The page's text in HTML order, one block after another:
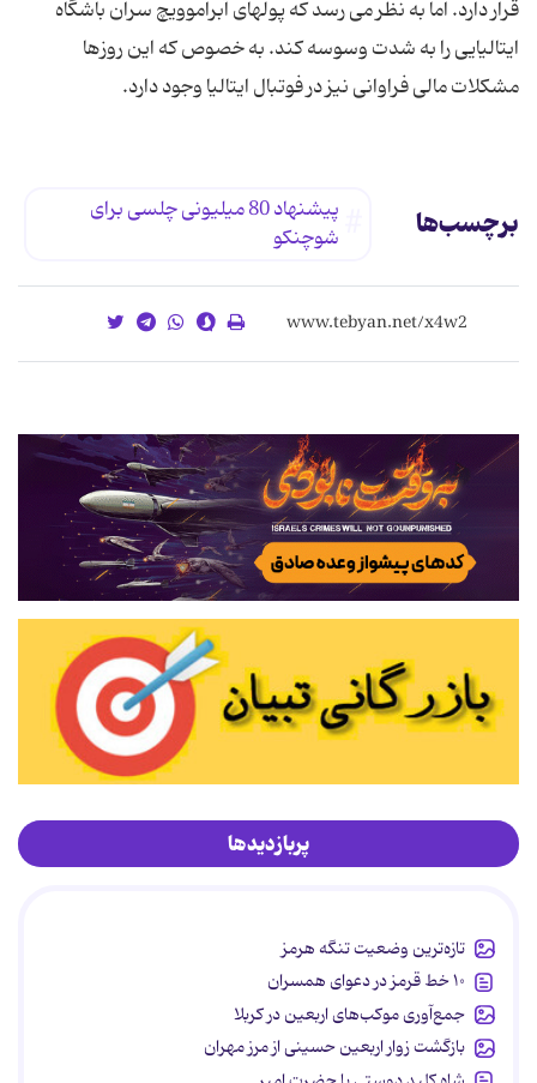
قرار دارد. اما به نظر می رسد كه پولهای آبراموویچ سران باشگاه
ایتالیایی را به شدت وسوسه كند. به خصوص كه این روزها
مشكلات مالی فراوانی نیز در فوتبال ایتالیا وجود دارد.
برچسب‌ها
پیشنهاد 80 میلیونی چلسی برای
شوچنكو
پربازدیدها
تازه‌ترین وضعیت تنگه هرمز
۱۰ خط قرمز در دعوای همسران
جمع‌آوری موکب‌های اربعین در کربلا
بازگشت زوار اربعین حسینی از مرز مهران